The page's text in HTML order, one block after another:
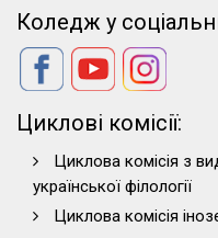
Коледж у
Циклові комісії:
Циклова комісія з
української філології
Циклова комісія